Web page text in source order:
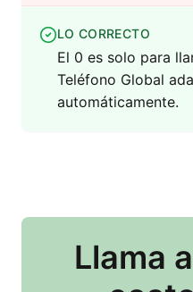
LO CORRECTO
El 0 es solo para
Teléfono Global
automáticamente.
Llama